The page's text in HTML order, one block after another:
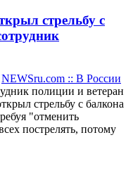
стрельбу с
NEWSru.com :: В России
полиции и ветеран
стрельбу с балкона
"отменить
пострелять, потому